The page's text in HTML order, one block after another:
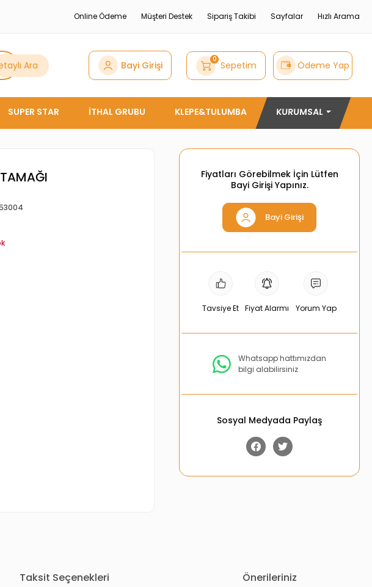
Online Ödeme Müşteri Destek Sipariş Takibi Sayfalar Hızlı Arama
Ara Bayi Girişi 0 Sepetim Ödeme Yap
SUPER STAR İTHAL GRUBU KLEPE&TULUMBA KURUMSAL
Fiyatları Görebilmek İçin Lütfen
Bayi Girişi Yapınız.
Bayi Girişi
Tavsiye Et Fiyat Alarmı Yorum Yap
Whatsapp hattımızdan
bilgi alabilirsiniz
Sosyal Medyada Paylaş
Taksit Seçenekleri Önerileriniz